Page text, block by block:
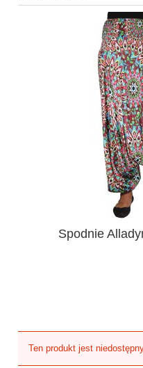
Spodnie
Ten produkt jest